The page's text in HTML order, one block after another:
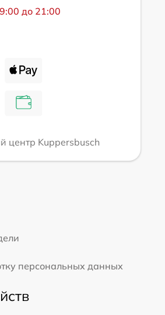
до 21:00
центр Kuppersbusch
персональных данных